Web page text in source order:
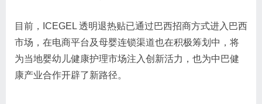
目前，ICEGEL 透明退热贴已通过巴西招商方式进入巴西
市场，在电商平台及母婴连锁渠道也在积极筹划中，将
为当地婴幼儿健康护理市场注入创新活力，也为中巴健
康产业合作开辟了新路径。